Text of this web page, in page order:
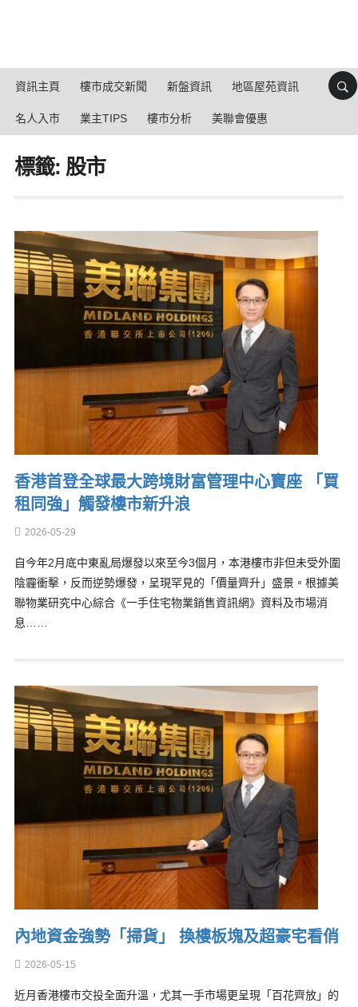
資訊主頁 樓市成交新聞 新盤資訊 地區屋苑資訊
名人入市 業主TIPS 樓市分析 美聯會優惠
標籤: 股市
香港首登全球最大跨境財富管理中心寶座 「買
租同強」觸發樓市新升浪
2026-05-29
自今年2月底中東亂局爆發以來至今3個月，本港樓市非但未受外圍
陰霾衝擊，反而逆勢爆發，呈現罕見的「價量齊升」盛景。根據美
聯物業研究中心綜合《一手住宅物業銷售資訊網》資料及市場消
息……
內地資金強勢「掃貨」 換樓板塊及超豪宅看俏
2026-05-15
近月香港樓市交投全面升溫，尤其一手市場更呈現「百花齊放」的